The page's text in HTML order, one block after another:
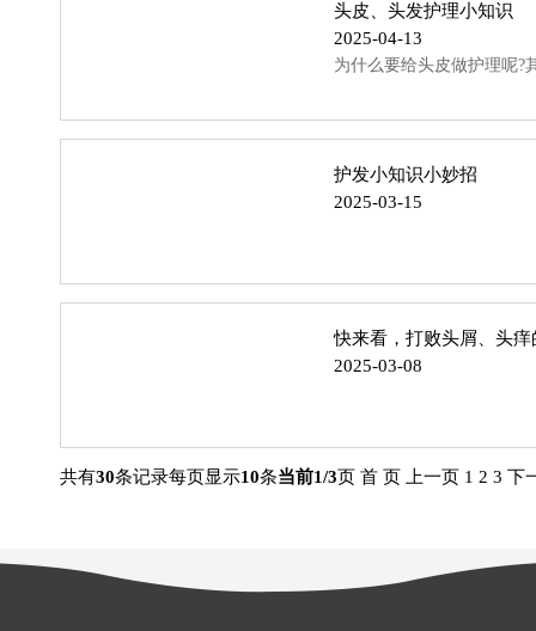
头皮、头发护理小知识
2025-04-13
为什么要给头皮做护理呢?
护发小知识小妙招
2025-03-15
快来看，打败头屑、头痒
2025-03-08
共有30条记录每页显示10条当前1/3页 首 页 上一页 1 2 3 下